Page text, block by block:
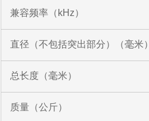
兼容频率（kHz）
直径（不包括突出部分）（毫米）
总长度（毫米）
质量（公斤）